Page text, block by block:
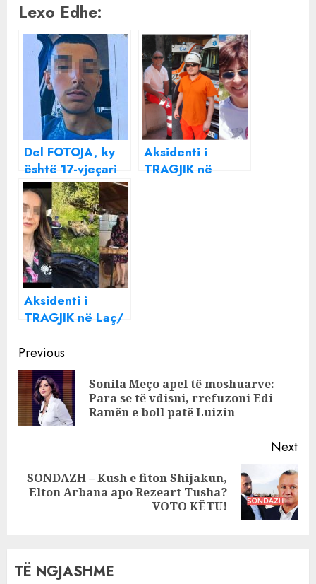
Lexo Edhe:
Del FOTOJA, ky
është 17-vjeçari
që humbi jetën
nga aksidenti në
Tiranë!
Aksidenti i
TRAGJIK në
Aksidenti i
TRAGJIK në Laç/
MËSUESJA që
humbi jetën,
nënë e një djali
(Foto)
Continue
Reading
Previous
Sonila Meço apel të moshuarve:
Para se të vdisni, rrefuzoni Edi
Ramën e boll patë Luizin
Next
Next
SONDAZH – Kush e fiton Shijakun,
Elton Arbana apo Rezeart Tusha?
VOTO KËTU!
TË NGJASHME